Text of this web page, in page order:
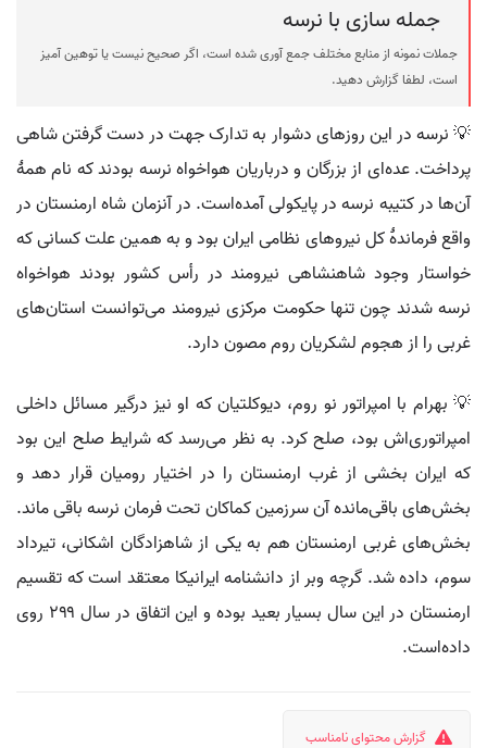
جمله سازی با نرسه
جملات نمونه از منابع مختلف جمع آوری شده است، اگر صحیح نیست یا توهین آمیز
است، لطفا گزارش دهید.
💡 نرسه در این روزهای دشوار به تدارک جهت در دست گرفتن شاهی
پرداخت. عده‌ای از بزرگان و درباریان هواخواه نرسه بودند که نام همهٔ
آن‌ها در کتیبه نرسه در پایکولی آمده‌است. در آنزمان شاه ارمنستان در
واقع فرماندهٔ کل نیروهای نظامی ایران بود و به همین علت کسانی که
خواستار وجود شاهنشاهی نیرومند در رأس کشور بودند هواخواه
نرسه شدند چون تنها حکومت مرکزی نیرومند می‌توانست استان‌های
غربی را از هجوم لشکریان روم مصون دارد.
💡 بهرام با امپراتور نو روم، دیوکلتیان که او نیز درگیر مسائل داخلی
امپراتوری‌اش بود، صلح کرد. به نظر می‌رسد که شرایط صلح این بود
که ایران بخشی از غرب ارمنستان را در اختیار رومیان قرار دهد و
بخش‌های باقی‌مانده آن سرزمین کماکان تحت فرمان نرسه باقی ماند.
بخش‌های غربی ارمنستان هم به یکی از شاهزادگان اشکانی، تیرداد
سوم، داده شد. گرچه وبر از دانشنامه ایرانیکا معتقد است که تقسیم
ارمنستان در این سال بسیار بعید بوده و این اتفاق در سال ۲۹۹ روی
داده‌است.
گزارش محتوای نامناسب